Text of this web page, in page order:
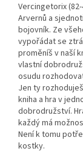
Vercingetorix
Arvernů a
bojovník. Ze
vypořádat se
proměníš v naší
vlastní
osudu
Jen ty
kniha a hra v
dobrodružství.
každý má
Není k tomu
kostky.